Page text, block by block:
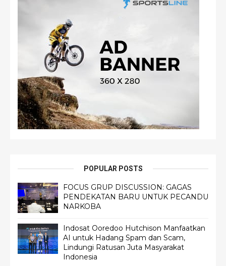
POPULAR POSTS
FOCUS GRUP DISCUSSION: GAGAS
PENDEKATAN BARU UNTUK PECANDU
NARKOBA
Indosat Ooredoo Hutchison Manfaatkan
AI untuk Hadang Spam dan Scam,
Lindungi Ratusan Juta Masyarakat
Indonesia